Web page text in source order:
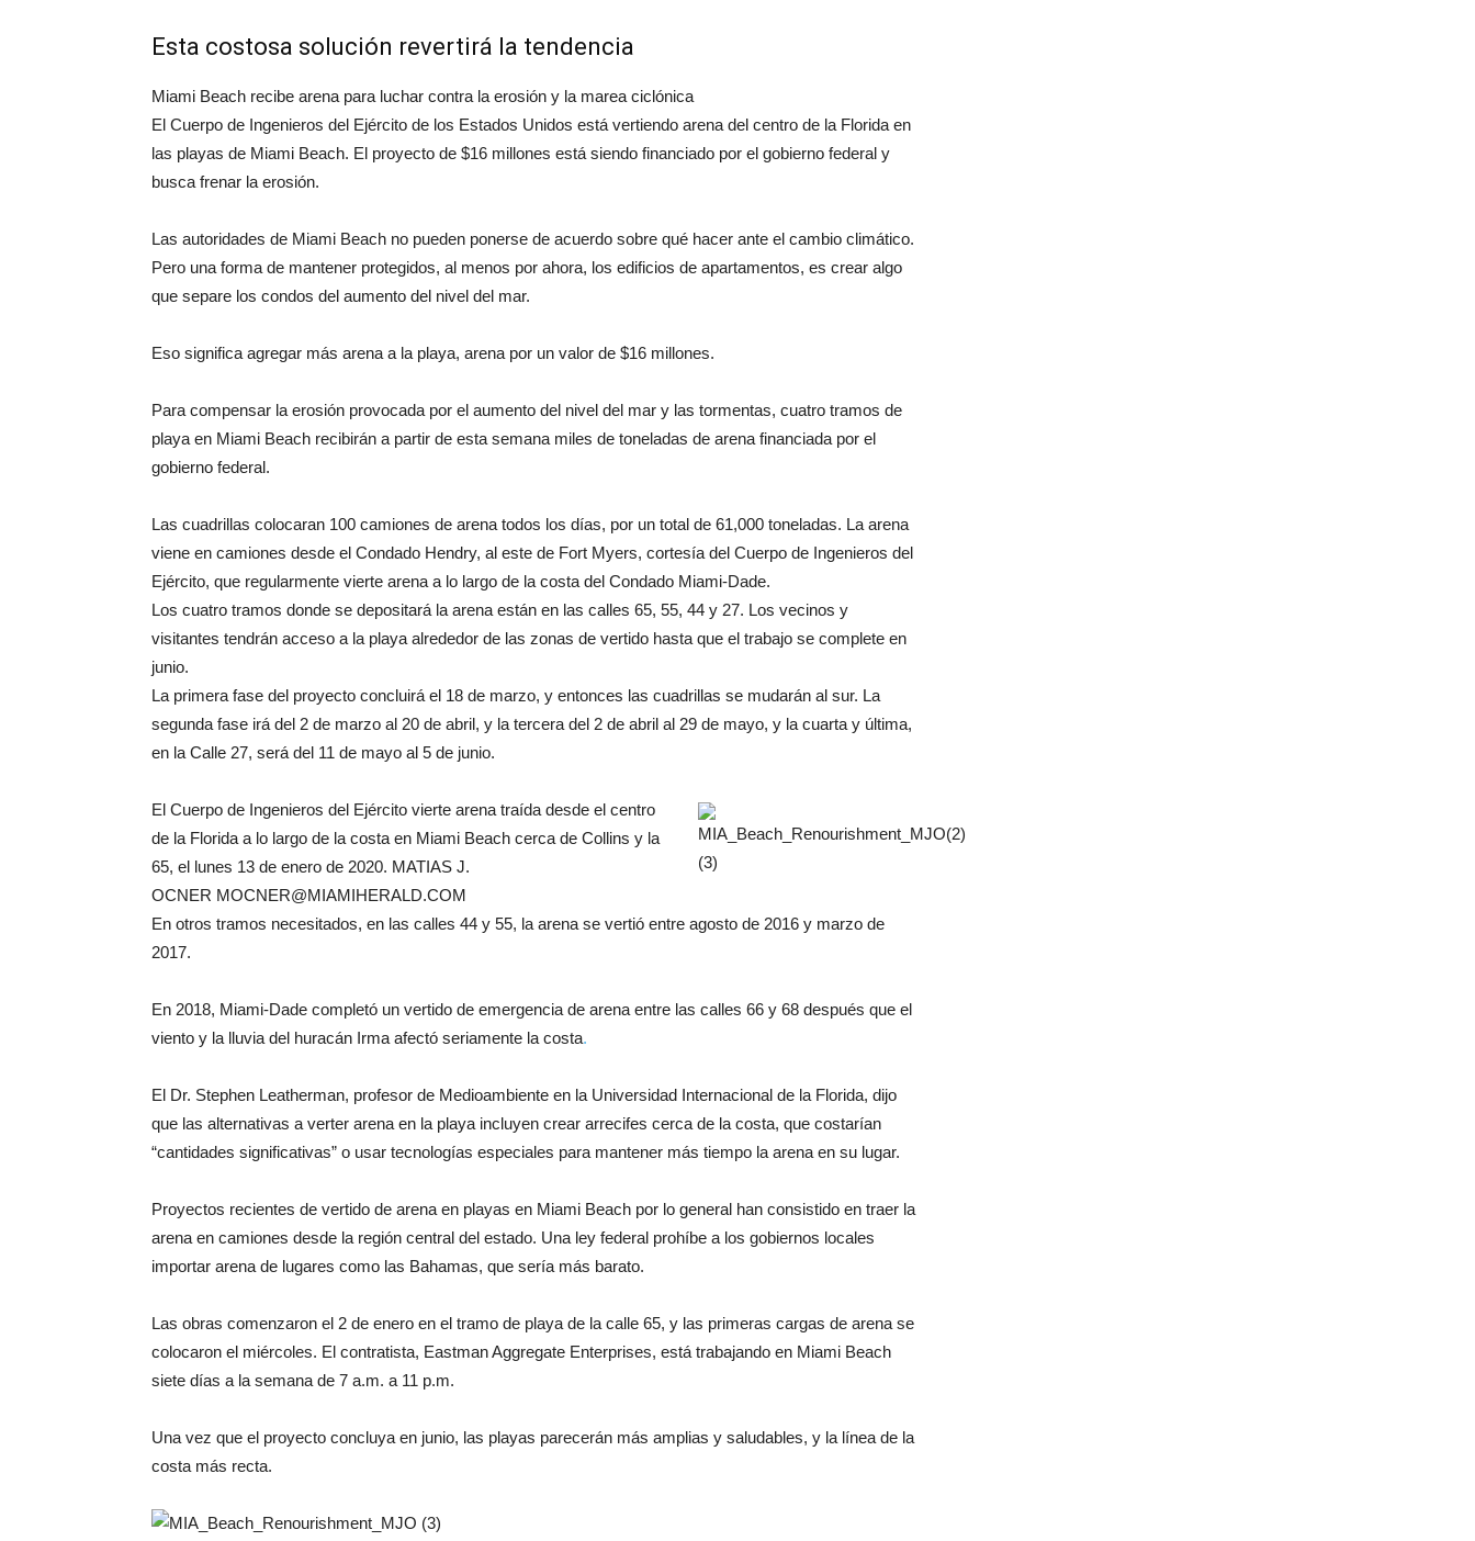
Esta costosa solución revertirá la tendencia
Miami Beach recibe arena para luchar contra la erosión y la marea ciclónica
El Cuerpo de Ingenieros del Ejército de los Estados Unidos está vertiendo arena del centro de la Florida en
las playas de Miami Beach. El proyecto de $16 millones está siendo financiado por el gobierno federal y
busca frenar la erosión.
Las autoridades de Miami Beach no pueden ponerse de acuerdo sobre qué hacer ante el cambio climático.
Pero una forma de mantener protegidos, al menos por ahora, los edificios de apartamentos, es crear algo
que separe los condos del aumento del nivel del mar.
Eso significa agregar más arena a la playa, arena por un valor de $16 millones.
Para compensar la erosión provocada por el aumento del nivel del mar y las tormentas, cuatro tramos de
playa en Miami Beach recibirán a partir de esta semana miles de toneladas de arena financiada por el
gobierno federal.
Las cuadrillas colocaran 100 camiones de arena todos los días, por un total de 61,000 toneladas. La arena
viene en camiones desde el Condado Hendry, al este de Fort Myers, cortesía del Cuerpo de Ingenieros del
Ejército, que regularmente vierte arena a lo largo de la costa del Condado Miami-Dade.
Los cuatro tramos donde se depositará la arena están en las calles 65, 55, 44 y 27. Los vecinos y
visitantes tendrán acceso a la playa alrededor de las zonas de vertido hasta que el trabajo se complete en
junio.
La primera fase del proyecto concluirá el 18 de marzo, y entonces las cuadrillas se mudarán al sur. La
segunda fase irá del 2 de marzo al 20 de abril, y la tercera del 2 de abril al 29 de mayo, y la cuarta y última,
en la Calle 27, será del 11 de mayo al 5 de junio.
El Cuerpo de Ingenieros del Ejército vierte arena traída desde el centro
de la Florida a lo largo de la costa en Miami Beach cerca de Collins y la
65, el lunes 13 de enero de 2020. MATIAS J.
OCNER MOCNER@MIAMIHERALD.COM
En otros tramos necesitados, en las calles 44 y 55, la arena se vertió entre agosto de 2016 y marzo de
2017.
En 2018, Miami-Dade completó un vertido de emergencia de arena entre las calles 66 y 68 después que el
viento y la lluvia del huracán Irma afectó seriamente la costa.
El Dr. Stephen Leatherman, profesor de Medioambiente en la Universidad Internacional de la Florida, dijo
que las alternativas a verter arena en la playa incluyen crear arrecifes cerca de la costa, que costarían
“cantidades significativas” o usar tecnologías especiales para mantener más tiempo la arena en su lugar.
Proyectos recientes de vertido de arena en playas en Miami Beach por lo general han consistido en traer la
arena en camiones desde la región central del estado. Una ley federal prohíbe a los gobiernos locales
importar arena de lugares como las Bahamas, que sería más barato.
Las obras comenzaron el 2 de enero en el tramo de playa de la calle 65, y las primeras cargas de arena se
colocaron el miércoles. El contratista, Eastman Aggregate Enterprises, está trabajando en Miami Beach
siete días a la semana de 7 a.m. a 11 p.m.
Una vez que el proyecto concluya en junio, las playas parecerán más amplias y saludables, y la línea de la
costa más recta.